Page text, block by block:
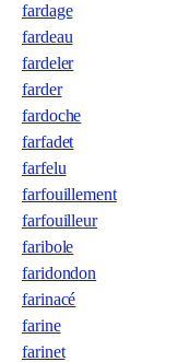
fardage
fardeau
fardeler
farder
fardoche
farfadet
farfelu
farfouillement
farfouilleur
faribole
faridondon
farinacé
farine
farinet